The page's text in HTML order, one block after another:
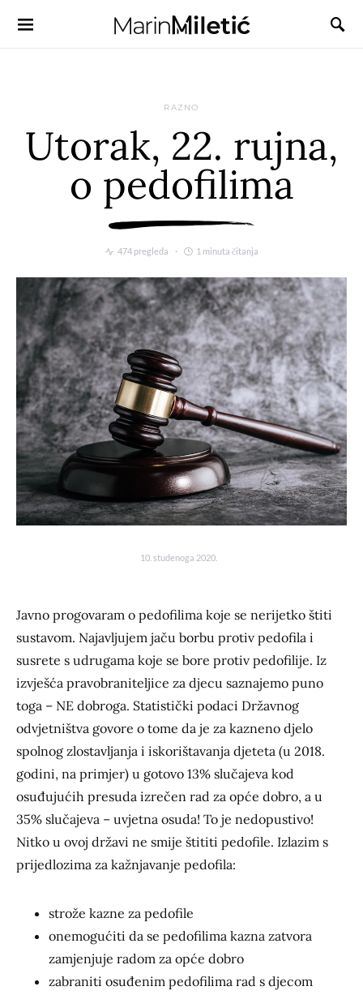
RAZNO
Utorak, 22. rujna,
o pedofilima
474 pregleda 1 minuta čitanja
10. studenoga 2020.
Javno progovaram o pedofilima koje se nerijetko štiti
sustavom. Najavljujem jaču borbu protiv pedofila i
susrete s udrugama koje se bore protiv pedofilije. Iz
izvješća pravobraniteljice za djecu saznajemo puno
toga – NE dobroga. Statistički podaci Državnog
odvjetništva govore o tome da je za kazneno djelo
spolnog zlostavljanja i iskorištavanja djeteta (u 2018.
godini, na primjer) u gotovo 13% slučajeva kod
osuđujućih presuda izrečen rad za opće dobro, a u
35% slučajeva – uvjetna osuda! To je nedopustivo!
Nitko u ovoj državi ne smije štititi pedofile. Izlazim s
prijedlozima za kažnjavanje pedofila:
strože kazne za pedofile
onemogućiti da se pedofilima kazna zatvora
zamjenjuje radom za opće dobro
zabraniti osuđenim pedofilima rad s djecom